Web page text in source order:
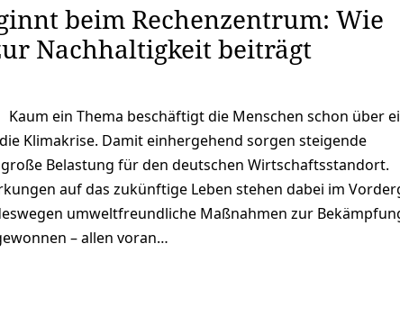
beim Rechenzentrum: Wie
Nachhaltigkeit beiträgt
Kaum ein Thema beschäftigt die Menschen schon über
Klimakrise. Damit einhergehend sorgen steigende
Belastung für den deutschen Wirtschaftsstandort.
auf das zukünftige Leben stehen dabei im
umweltfreundliche Maßnahmen zur
– allen voran…